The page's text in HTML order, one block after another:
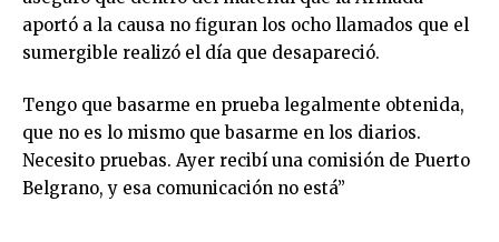
aportó a la causa no figuran los ocho llamados que el
sumergible realizó el día que desapareció.
Tengo que basarme en prueba legalmente obtenida,
que no es lo mismo que basarme en los diarios.
Necesito pruebas. Ayer recibí una comisión de Puerto
Belgrano, y esa comunicación no está”